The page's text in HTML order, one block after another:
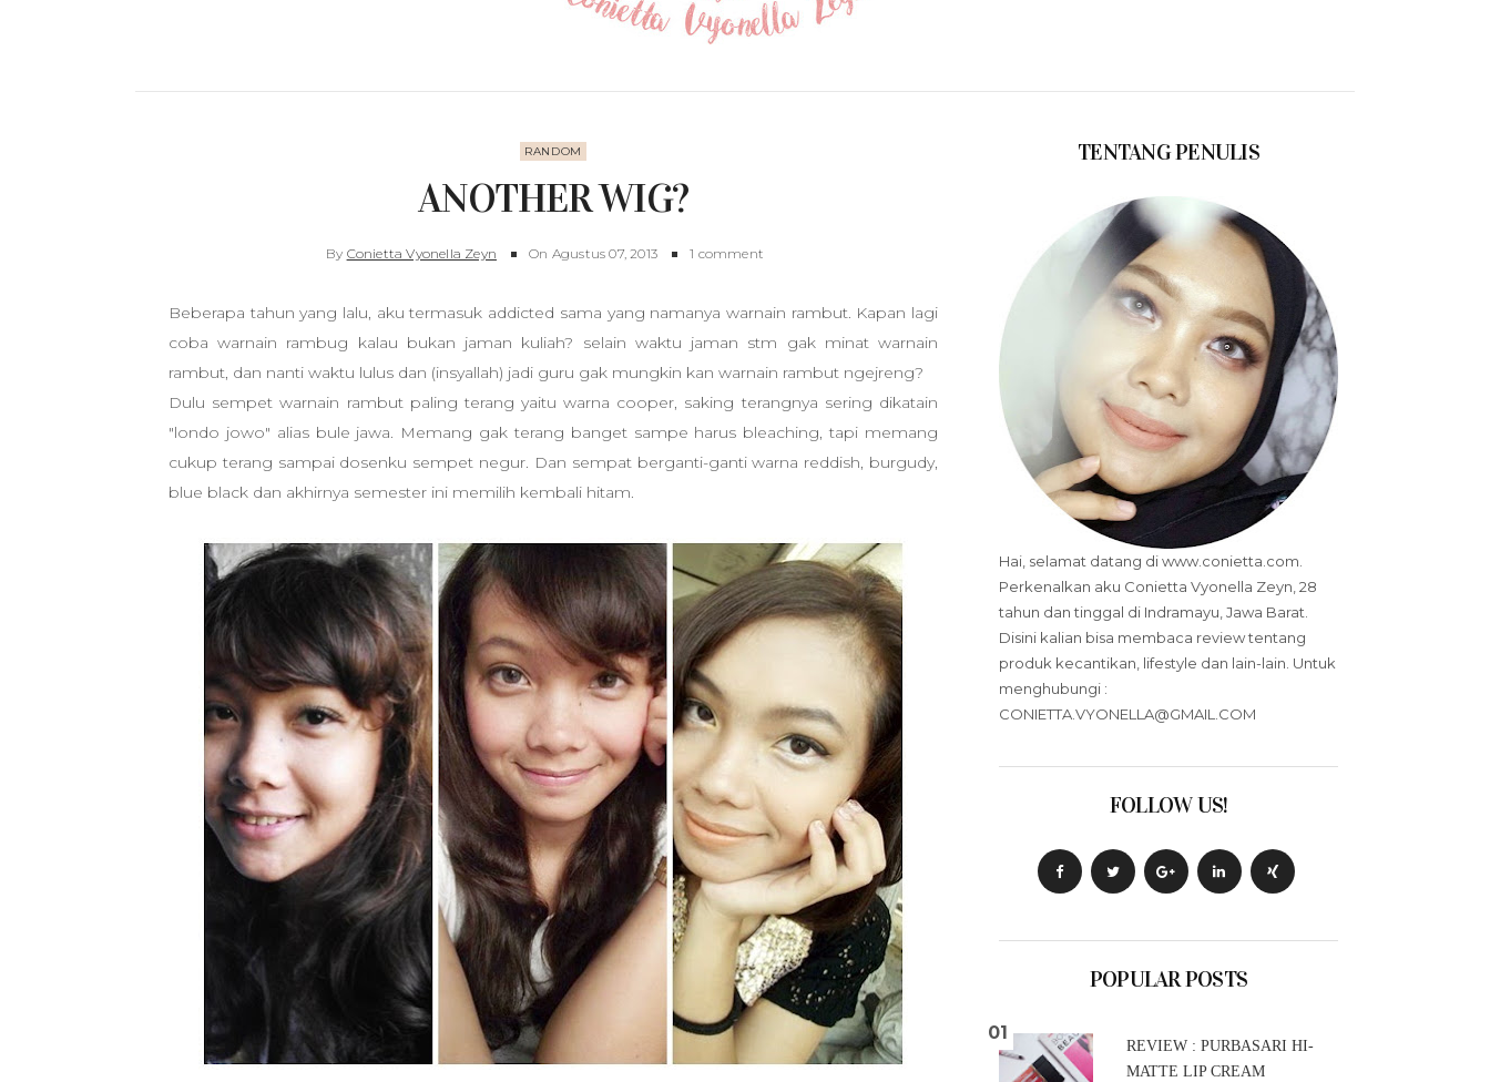
RANDOM
ANOTHER WIG?
By Conietta Vyonella Zeyn On Agustus 07, 2013 1 comment
Beberapa tahun yang lalu, aku termasuk addicted sama yang namanya warnain rambut. Kapan lagi
coba warnain rambug kalau bukan jaman kuliah? selain waktu jaman stm gak minat warnain
rambut, dan nanti waktu lulus dan (insyallah) jadi guru gak mungkin kan warnain rambut ngejreng?
Dulu sempet warnain rambut paling terang yaitu warna cooper, saking terangnya sering dikatain
"londo jowo" alias bule jawa. Memang gak terang banget sampe harus bleaching, tapi memang
cukup terang sampai dosenku sempet negur. Dan sempat berganti-ganti warna reddish, burgudy,
blue black dan akhirnya semester ini memilih kembali hitam.
TENTANG PENULIS
Hai, selamat datang di www.conietta.com.
Perkenalkan aku Conietta Vyonella Zeyn, 28
tahun dan tinggal di Indramayu, Jawa Barat.
Disini kalian bisa membaca review tentang
produk kecantikan, lifestyle dan lain-lain. Untuk
menghubungi :
CONIETTA.VYONELLA@GMAIL.COM
FOLLOW US!
POPULAR POSTS
REVIEW : PURBASARI HI-
MATTE LIP CREAM